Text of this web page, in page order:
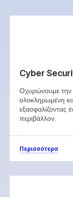
Cyber
Οχυρώνουμε την
ολοκληρωμένη
εξασφαλίζοντας
περιβάλλον.
Περισσότερα